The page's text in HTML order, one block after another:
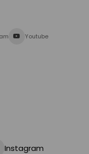
Youtube
Instagram